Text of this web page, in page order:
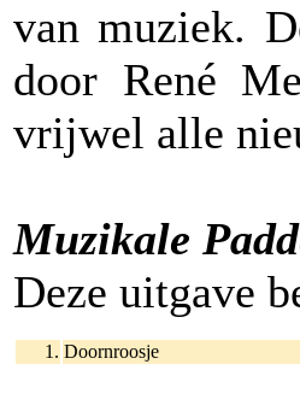
van muziek.
door René
vrijwel alle
Muzikale
Deze uitgave
1. Doornroosje